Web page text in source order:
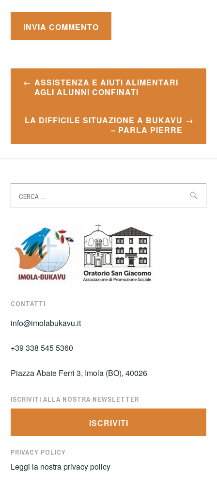
Navigazione
articoli
ASSISTENZA E AIUTI ALIMENTARI
AGLI ALUNNI CONFINATI
LA DIFFICILE SITUAZIONE A BUKAVU
– PARLA PIERRE
per:
CONTATTI
info@imolabukavu.it
+39 338 545 5360
Piazza Abate Ferri 3, Imola (BO), 40026
ISCRIVITI ALLA NOSTRA NEWSLETTER
ISCRIVITI
PRIVACY POLICY
Leggi la nostraprivacy policy